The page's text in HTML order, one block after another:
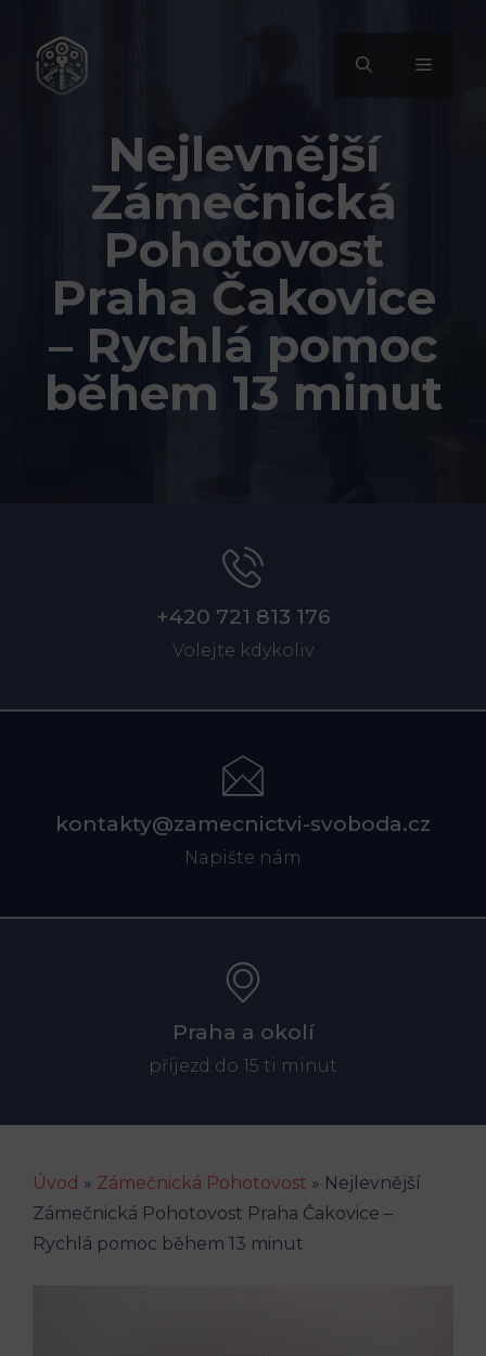
obsah
MENU
Nejlevnější
Zámečnická
Pohotovost
Praha Čakovice
– Rychlá pomoc
během 13 minut
+420 721 813 176
Volejte kdykoliv
kontakty@zamecnictvi-svoboda.cz
Napište nám
Praha a okolí
příjezd do 15 ti minut
Úvod » Zámečnická Pohotovost » Nejlevnější
Zámečnická Pohotovost Praha Čakovice –
Rychlá pomoc během 13 minut